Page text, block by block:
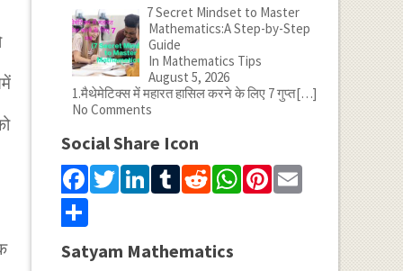
7 Secret Mindset to Master
Mathematics:A Step-by-Step
Guide
In Mathematics Tips
August 5, 2026
1.मैथेमेटिक्स में महारत हासिल करने के लिए 7 गुप्त[…]
No Comments
Social Share Icon
Facebook
Twitter
LinkedIn
Tumblr
Reddit
WhatsApp
Pinterest
Email
Share
Satyam Mathematics